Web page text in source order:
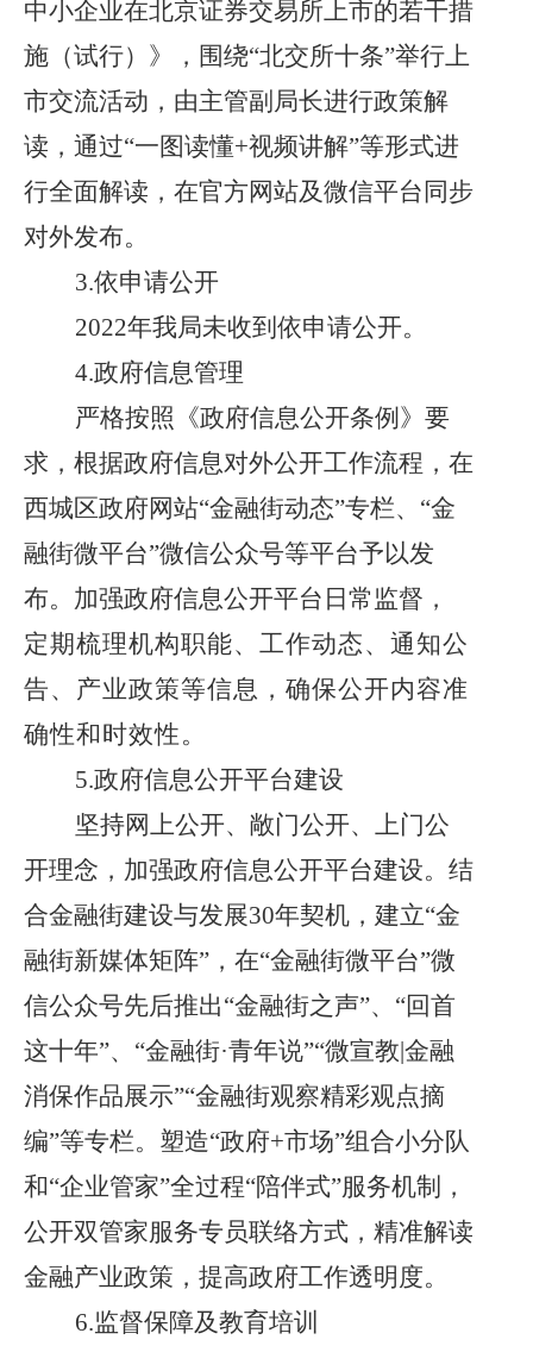
中小企业在北京证券交易所上市的若干措
施（试行）》，围绕“北交所十条”举行上
市交流活动，由主管副局长进行政策解
读，通过“一图读懂+视频讲解”等形式进
行全面解读，在官方网站及微信平台同步
对外发布。
3.依申请公开
2022年我局未收到依申请公开。
4.政府信息管理
严格按照《政府信息公开条例》要
求，根据政府信息对外公开工作流程，在
西城区政府网站“金融街动态”专栏、“金
融街微平台”微信公众号等平台予以发
布。加强政府信息公开平台日常监督，
定期梳理机构职能、工作动态、通知公
告、产业政策等信息，确保公开内容准
确性和时效性。
5.政府信息公开平台建设
坚持网上公开、敞门公开、上门公
开理念，加强政府信息公开平台建设。结
合金融街建设与发展30年契机，建立“金
融街新媒体矩阵”，在“金融街微平台”微
信公众号先后推出“金融街之声”、“回首
这十年”、“金融街·青年说”“微宣教|金融
消保作品展示”“金融街观察精彩观点摘
编”等专栏。塑造“政府+市场”组合小分队
和“企业管家”全过程“陪伴式”服务机制，
公开双管家服务专员联络方式，精准解读
金融产业政策，提高政府工作透明度。
6.监督保障及教育培训